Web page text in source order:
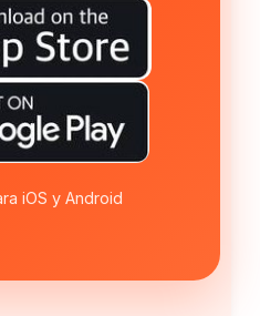
iOS y Android